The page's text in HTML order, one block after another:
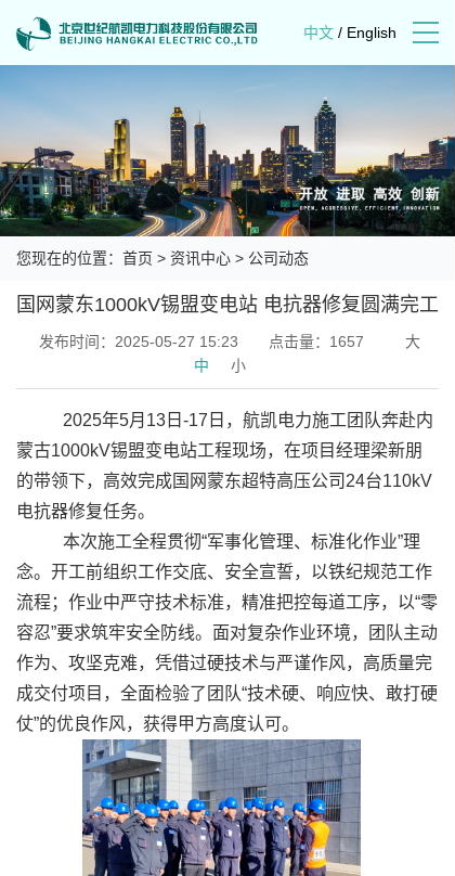
中文 / English
您现在的位置： 首页 > 资讯中心 > 公司动态
国网蒙东1000kV锡盟变电站 电抗器修复圆满完工
发布时间：2025-05-27 15:23 点击量：1657
大
中
小
2025年5月13日-17日，航凯电力施工团队奔赴内
蒙古1000kV锡盟变电站工程现场，在项目经理梁新朋
的带领下，高效完成国网蒙东超特高压公司24台110kV
电抗器修复任务。
本次施工全程贯彻“军事化管理、标准化作业”理
念。开工前组织工作交底、安全宣誓，以铁纪规范工作
流程；作业中严守技术标准，精准把控每道工序，以“零
容忍”要求筑牢安全防线。面对复杂作业环境，团队主动
作为、攻坚克难，凭借过硬技术与严谨作风，高质量完
成交付项目，全面检验了团队“技术硬、响应快、敢打硬
仗”的优良作风，获得甲方高度认可。